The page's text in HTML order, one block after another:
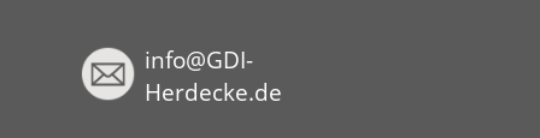
info@GDI-
Herdecke.de